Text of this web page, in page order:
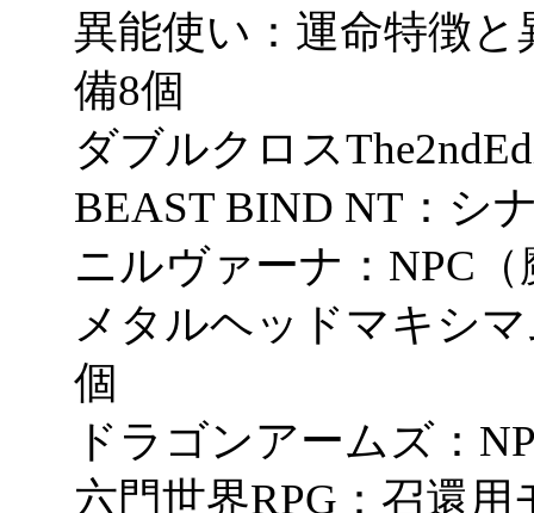
異能使い：運命特徴
備8個
ダブルクロス
BEAST BIND NT：シ
ニルヴァーナ：NPC
メタルヘッドマキシ
個
ドラゴンアームズ：
六門世界RPG：召還